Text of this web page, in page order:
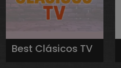
Best Clásicos TV